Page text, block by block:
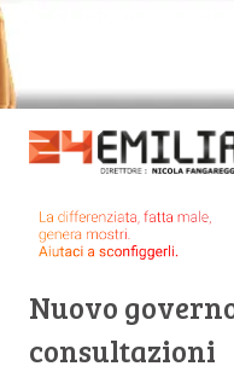
Nuovo
consultazioni